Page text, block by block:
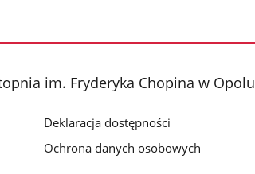
im. Fryderyka Chopina w Opolu
Deklaracja dostępności
Ochrona danych osobowych